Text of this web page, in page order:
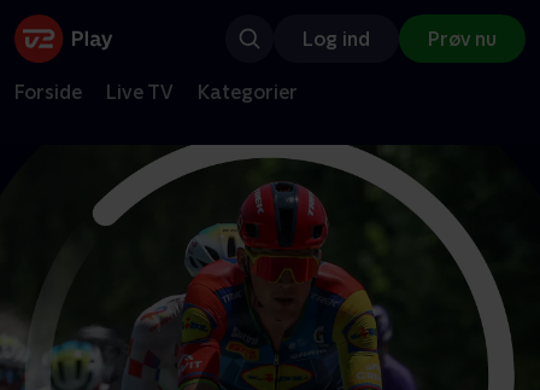
Log ind Prøv nu
Forside Live TV Kategorier